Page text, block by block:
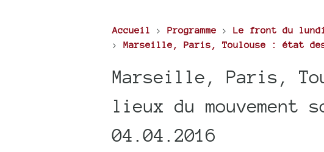
Accueil > Programme > Le front du
> Marseille, Paris, Toulouse : état
Marseille, Paris,
lieux du mouvement
04.04.2016